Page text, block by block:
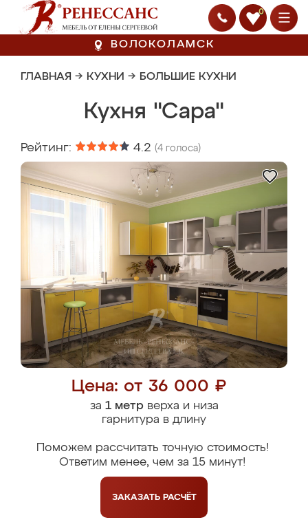
0
ВОЛОКОЛАМСК
ГЛАВНАЯ → КУХНИ → БОЛЬШИЕ КУХНИ
Кухня "Сара"
Рейтинг: 4.2 (4 голоса)
Цена: от 36 000 ₽
за 1 метрверха и низа
гарнитура в длину
Поможем рассчитать точную стоимость!
Ответим менее, чем за 15 минут!
ЗАКАЗАТЬ РАСЧЁТ